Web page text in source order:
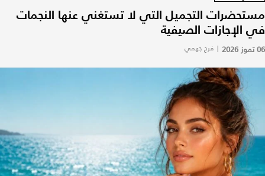
مستحضرات التجميل التي لا تستغني عنها النجمات
في الإجازات الصيفية
06 تموز 2026 | فرح جهمي